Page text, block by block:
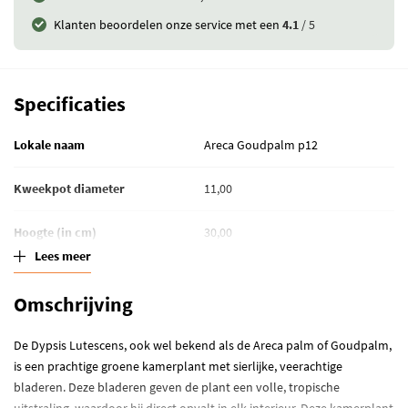
Klanten beoordelen onze service met een4.1 / 5
Omschrijving
De Dypsis Lutescens, ook wel bekend als de Areca palm of Goudpalm,
is een prachtige groene kamerplant met sierlijke, veerachtige
bladeren. Deze bladeren geven de plant een volle, tropische
Specificaties
Lokale naam Areca Goudpalm p12
Kweekpot diameter 11,00
Hoogte (in cm) 30,00
Luchtzuiverende planten
Waterbehoefte Grond kort droog
Lees meer